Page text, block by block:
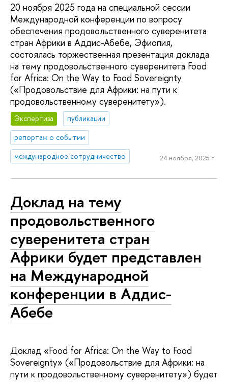
20 ноября 2025 года на специальной сессии
Международной конференции по вопросу
обеспечения продовольственного суверенитета
стран Африки в Аддис-Абебе, Эфиопия,
состоялась торжественная презентация доклада
на тему продовольственного суверенитета Food
for Africa: On the Way to Food Sovereignty
(«Продовольствие для Африки: на пути к
продовольственному суверенитету»).
Экспертиза
публикации
репортаж о событии
международное сотрудничество
24 ноября, 2025 г.
Доклад на тему
продовольственного
суверенитета стран
Африки будет представлен
на Международной
конференции в Аддис-
Абебе
Доклад «Food for Africa: On the Way to Food
Sovereignty» («Продовольствие для Африки: на
пути к продовольственному суверенитету») будет